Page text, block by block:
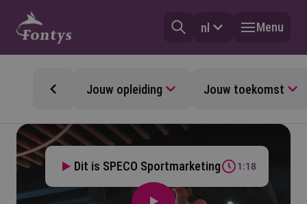
nl Menu
Jouw opleiding Jouw toekomst
Dit is SPECO Sportmarketing 1:18